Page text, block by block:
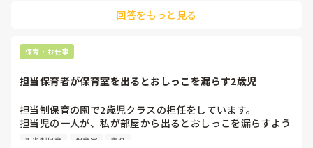
床から支えなしに立ち上がりにくくなり、痛みが走ります。
自転車通勤ですが、それも、膝や太ももに痛みが来始めまし
た。
今は８月。
家でもやることはあります。
日常生活すら支障をきたすほどになりました。
用したり、抱っこや重い作業は周囲の先生に相談して頼むよう
回答をもっと見る
保育・お仕事
担当保育者が保育室を出るとおしっこを漏らす2歳児
担当制保育の園で2歳児クラスの担任をしています。
担当児の一人が、私が部屋から出るとおしっこを漏らすよう
になりました。
担当制保育 保育室 主任